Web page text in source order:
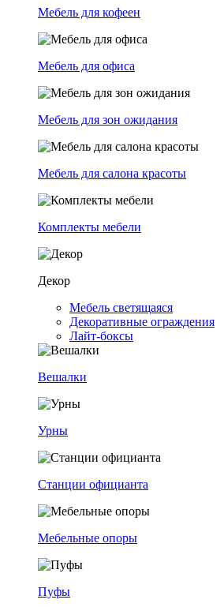
Мебель для кофеен
Мебель для офиса
Мебель для зон ожидания
Мебель для салона красоты
Комплекты мебели
Декор
Мебель светящаяся
Декоративные ограждения
Лайт-боксы
Вешалки
Урны
Станции официанта
Мебельные опоры
Пуфы